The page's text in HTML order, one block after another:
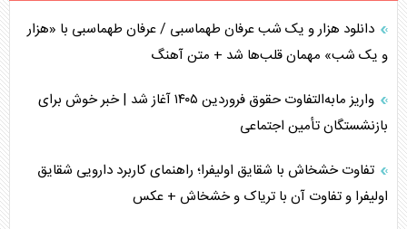
انصارالله و تثبیت معادله «محاصره برابر محاصره»
مصالحه نافرجام سعودی – اماراتی
محدودیت صادرات نفت عربستان
دانلود هزار و یک شب عرفان طهماسبی / عرفان طهماسبی با «هزار
و یک شب» مهمان قلب‌ها شد + متن آهنگ
واریز مابه‌التفاوت حقوق فروردین ۱۴۰۵ آغاز شد | خبر خوش برای
بازنشستگان تأمین اجتماعی
تفاوت خشخاش با شقایق اولیفرا؛ راهنمای کاربرد دارویی شقایق
اولیفرا و تفاوت آن با تریاک و خشخاش + عکس